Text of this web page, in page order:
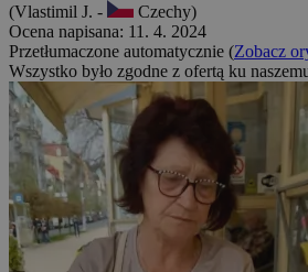
(Vlastimil J. -
Czechy)
Ocena napisana: 11. 4. 2024
Przetłumaczone automatycznie (Zobacz
Wszystko było zgodne z ofertą ku